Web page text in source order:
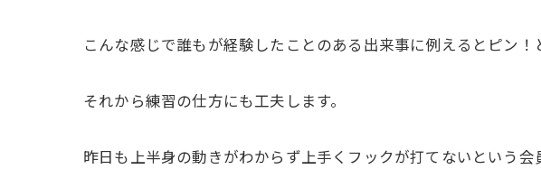
こんな感じで誰もが経験したことのある出来事に例えるとピン
それから練習の仕方にも工夫します。
昨日も上半身の動きがわからず上手くフックが打てないという